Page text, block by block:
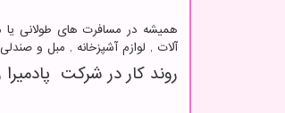
همیشه در مسافرت های طولانی
آلات , لوازم آشپزخانه , مبل و
روند کار در شرکت